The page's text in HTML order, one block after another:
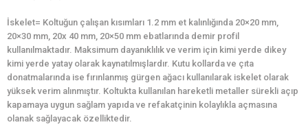
İskelet= Koltuğun çalışan kısımları 1.2 mm et kalınlığında 20×20 mm,
20×30 mm, 20x 40 mm, 20×50 mm ebatlarında demir profil
kullanılmaktadır. Maksimum dayanıklılık ve verim için kimi yerde dikey
kimi yerde yatay olarak kaynatılmışlardır. Kutu kollarda ve çıta
donatmalarında ise fırınlanmış gürgen ağacı kullanılarak iskelet olarak
yüksek verim alınmıştır. Koltukta kullanılan hareketli metaller sürekli açıp
kapamaya uygun sağlam yapıda ve refakatçinin kolaylıkla açmasına
olanak sağlayacak özelliktedir.